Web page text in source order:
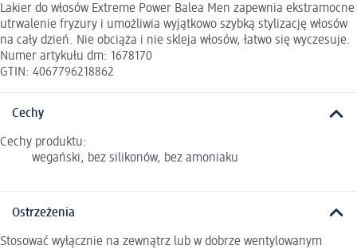
Lakier do włosów Extreme Power Balea Men zapewnia ekstramocne
utrwalenie fryzury i umożliwia wyjątkowo szybką stylizację włosów
na cały dzień. Nie obciąża i nie skleja włosów, łatwo się wyczesuje.
Numer artykułu dm: 1678170
GTIN: 4067796218862
Cechy
Cechy produktu:
wegański, bez silikonów, bez amoniaku
Ostrzeżenia
Stosować wyłącznie na zewnątrz lub w dobrze wentylowanym